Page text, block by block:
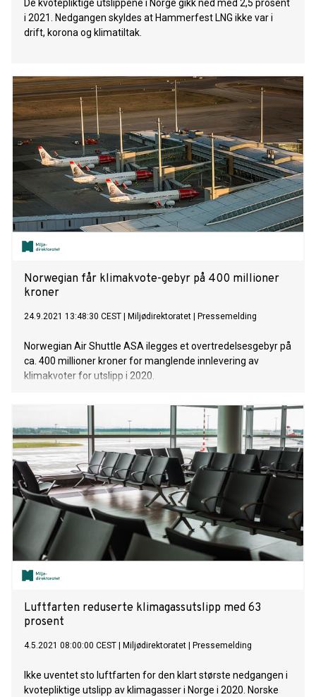
De kvotepliktige utslippene i Norge gikk ned med 2,5 prosent
i 2021. Nedgangen skyldes at Hammerfest LNG ikke var i
drift, korona og klimatiltak.
Norwegian får klimakvote-gebyr på 400 millioner
kroner
24.9.2021 13:48:30 CEST Miljødirektoratet Pressemelding
Norwegian Air Shuttle ASA ilegges et overtredelsesgebyr på
ca. 400 millioner kroner for manglende innlevering av
klimakvoter for utslipp i 2020.
Luftfarten reduserte klimagassutslipp med 63
prosent
4.5.2021 08:00:00 CEST Miljødirektoratet Pressemelding
Ikke uventet sto luftfarten for den klart største nedgangen i
kvotepliktige utslipp av klimagasser i Norge i 2020. Norske